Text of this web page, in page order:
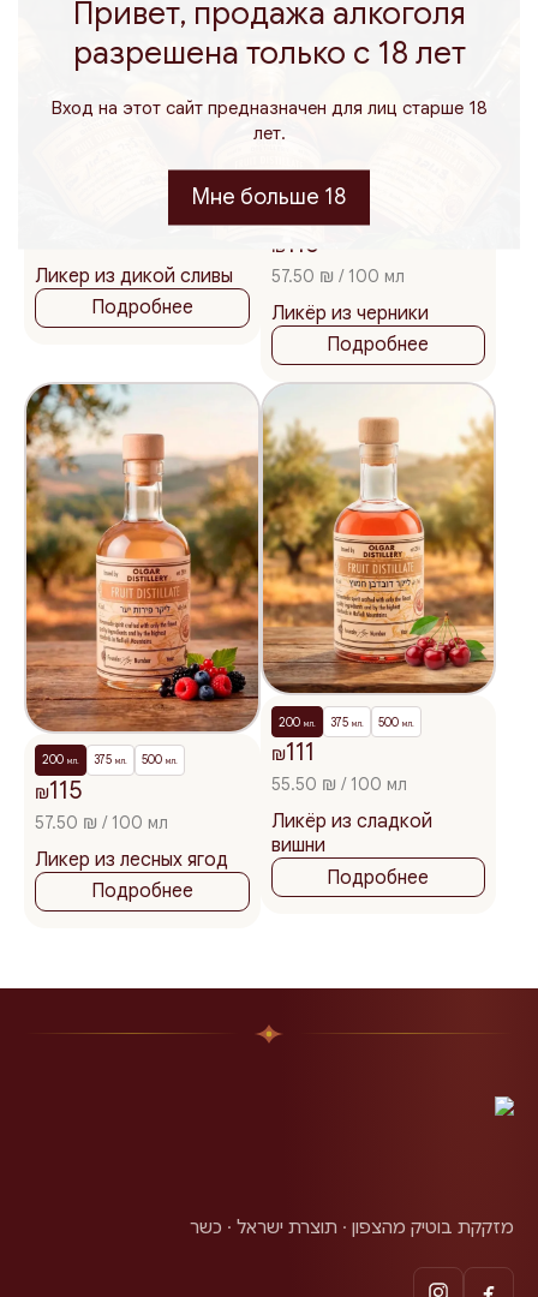
Ликер из дикой сливы
Подробнее
₪ 115
57.50 ₪ / 100 мл
Ликёр из черники
Подробнее
200 мл. 375 мл. 500 мл.
₪115
57.50 ₪ / 100 мл
Ликер из лесных ягод
Подробнее
200 мл. 375 мл. 500 мл.
₪111
55.50 ₪ / 100 мл
Ликёр из сладкой
вишни
Подробнее
מזקקת בוטיק מהצפון · תוצרת ישראל · כשר
Привет, продажа алкоголя
разрешена только с 18 лет
Вход на этот сайт предназначен для лиц старше 18
лет.
Мне больше 18